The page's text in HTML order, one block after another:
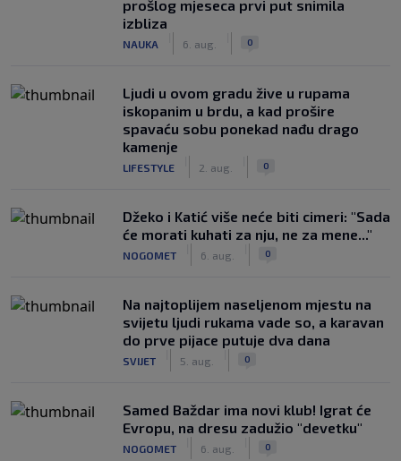
prošlog mjeseca prvi put snimila
izbliza
NAUKA 6. aug. 0
Ljudi u ovom gradu žive u rupama
iskopanim u brdu, a kad prošire
spavaću sobu ponekad nađu drago
kamenje
LIFESTYLE 2. aug. 0
Džeko i Katić više neće biti cimeri: "Sada
će morati kuhati za nju, ne za mene..."
NOGOMET 6. aug. 0
Na najtoplijem naseljenom mjestu na
svijetu ljudi rukama vade so, a karavan
do prve pijace putuje dva dana
SVIJET 5. aug. 0
Samed Baždar ima novi klub! Igrat će
Evropu, na dresu zadužio "devetku"
NOGOMET 6. aug. 0